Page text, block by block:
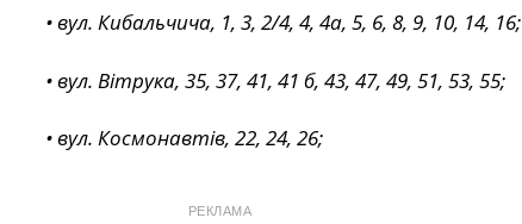
• вул. Кибальчича, 1, 3, 2/4, 4, 4а, 5, 6, 8, 9, 10, 14, 16;
• вул. Вітрука, 35, 37, 41, 41 б, 43, 47, 49, 51, 53, 55;
• вул. Космонавтів, 22, 24, 26;
РЕКЛАМА